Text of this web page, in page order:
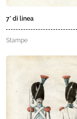
7° di linea
Stampe